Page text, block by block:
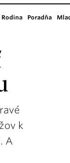
Rodina Poradňa
k
A